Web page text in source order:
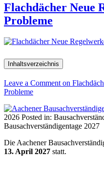
Flachdächer Neue
Probleme
Inhaltsverzeichnis
Leave a Comment on
Probleme
2026 Posted in:
Bausachverständigentage 2027
Die Aachener
13. April 2027 statt.